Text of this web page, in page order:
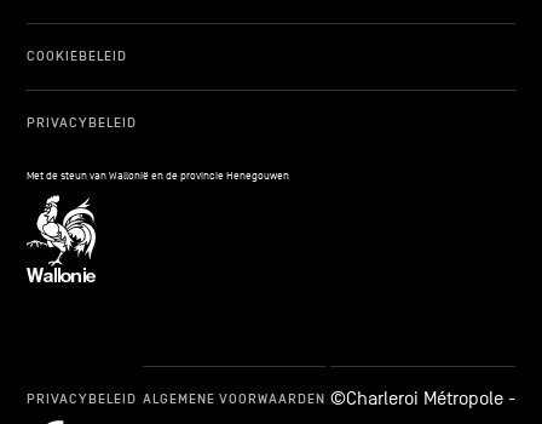
COOKIEBELEID
PRIVACYBELEID
Met de steun van Wallonië en de provincie Henegouwen
PRIVACYBELEID ALGEMENE VOORWAARDEN ©Charleroi Métropole -